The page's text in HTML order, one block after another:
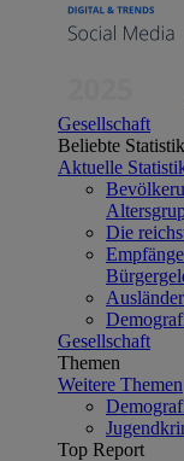
Gesellschaft
Beliebte
Aktuelle
Die
Gesellschaft
Themen
Weitere Themen
Top Report